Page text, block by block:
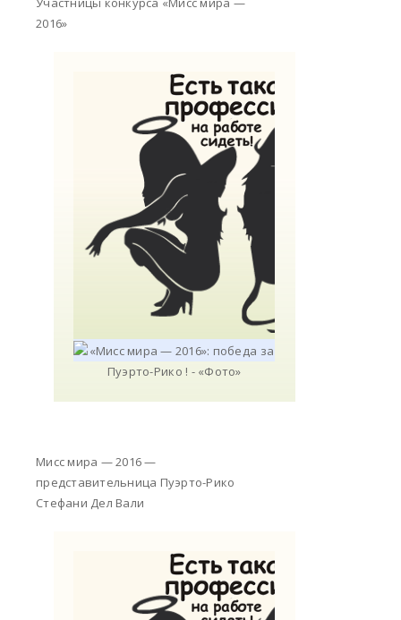
2016»
Мисс мира — 2016 —
представительница Пуэрто-Рико
Стефани Дел Вали